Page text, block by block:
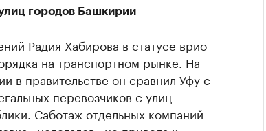
городов Башкирии
Радия Хабирова в статусе врио
на транспортном рынке. На
в правительстве он сравнил Уфу с
перевозчиков с улиц
Саботаж отдельных компаний